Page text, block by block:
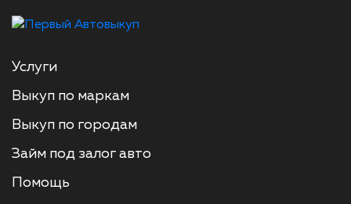
Услуги
Выкуп по маркам
Выкуп по городам
Займ под залог авто
Помощь